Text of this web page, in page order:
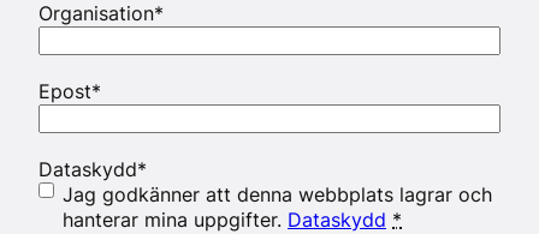
Organisation*
Epost*
Dataskydd*
Jag godkänner att denna webbplats lagrar och
hanterar mina uppgifter. Dataskydd *